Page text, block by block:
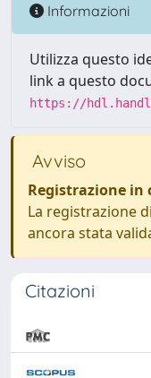
Informazioni
Utilizza questo
link a questo
https://
Avviso
Registrazione in
La registrazione
ancora stata
Citazioni